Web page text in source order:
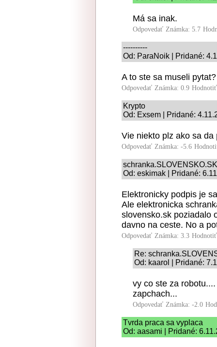
Má sa inak.
Odpovedať Známka: 5.7
----------
Od: ParaNoik | Pridané:
A to ste sa museli pytat?
Odpovedať Známka: 0.9
Krypto
Od: Exsem | Pridané:
Vie niekto plz ako sa
Odpovedať Známka: -5.6
schranka.SLOVENSKO.SK
Od: eskimak | Pridané:
Elektronicky podpis je
Ale elektronicka
slovensko.sk poziadalo
davno na ceste. No a
Odpovedať Známka: 3.3
Re:
Od: kaarol | Pridané:
vy co ste za
zapchach...
Odpovedať Známka: -2.0
Tvrda praca sa vyplaca
Od: aasami | Pridané: